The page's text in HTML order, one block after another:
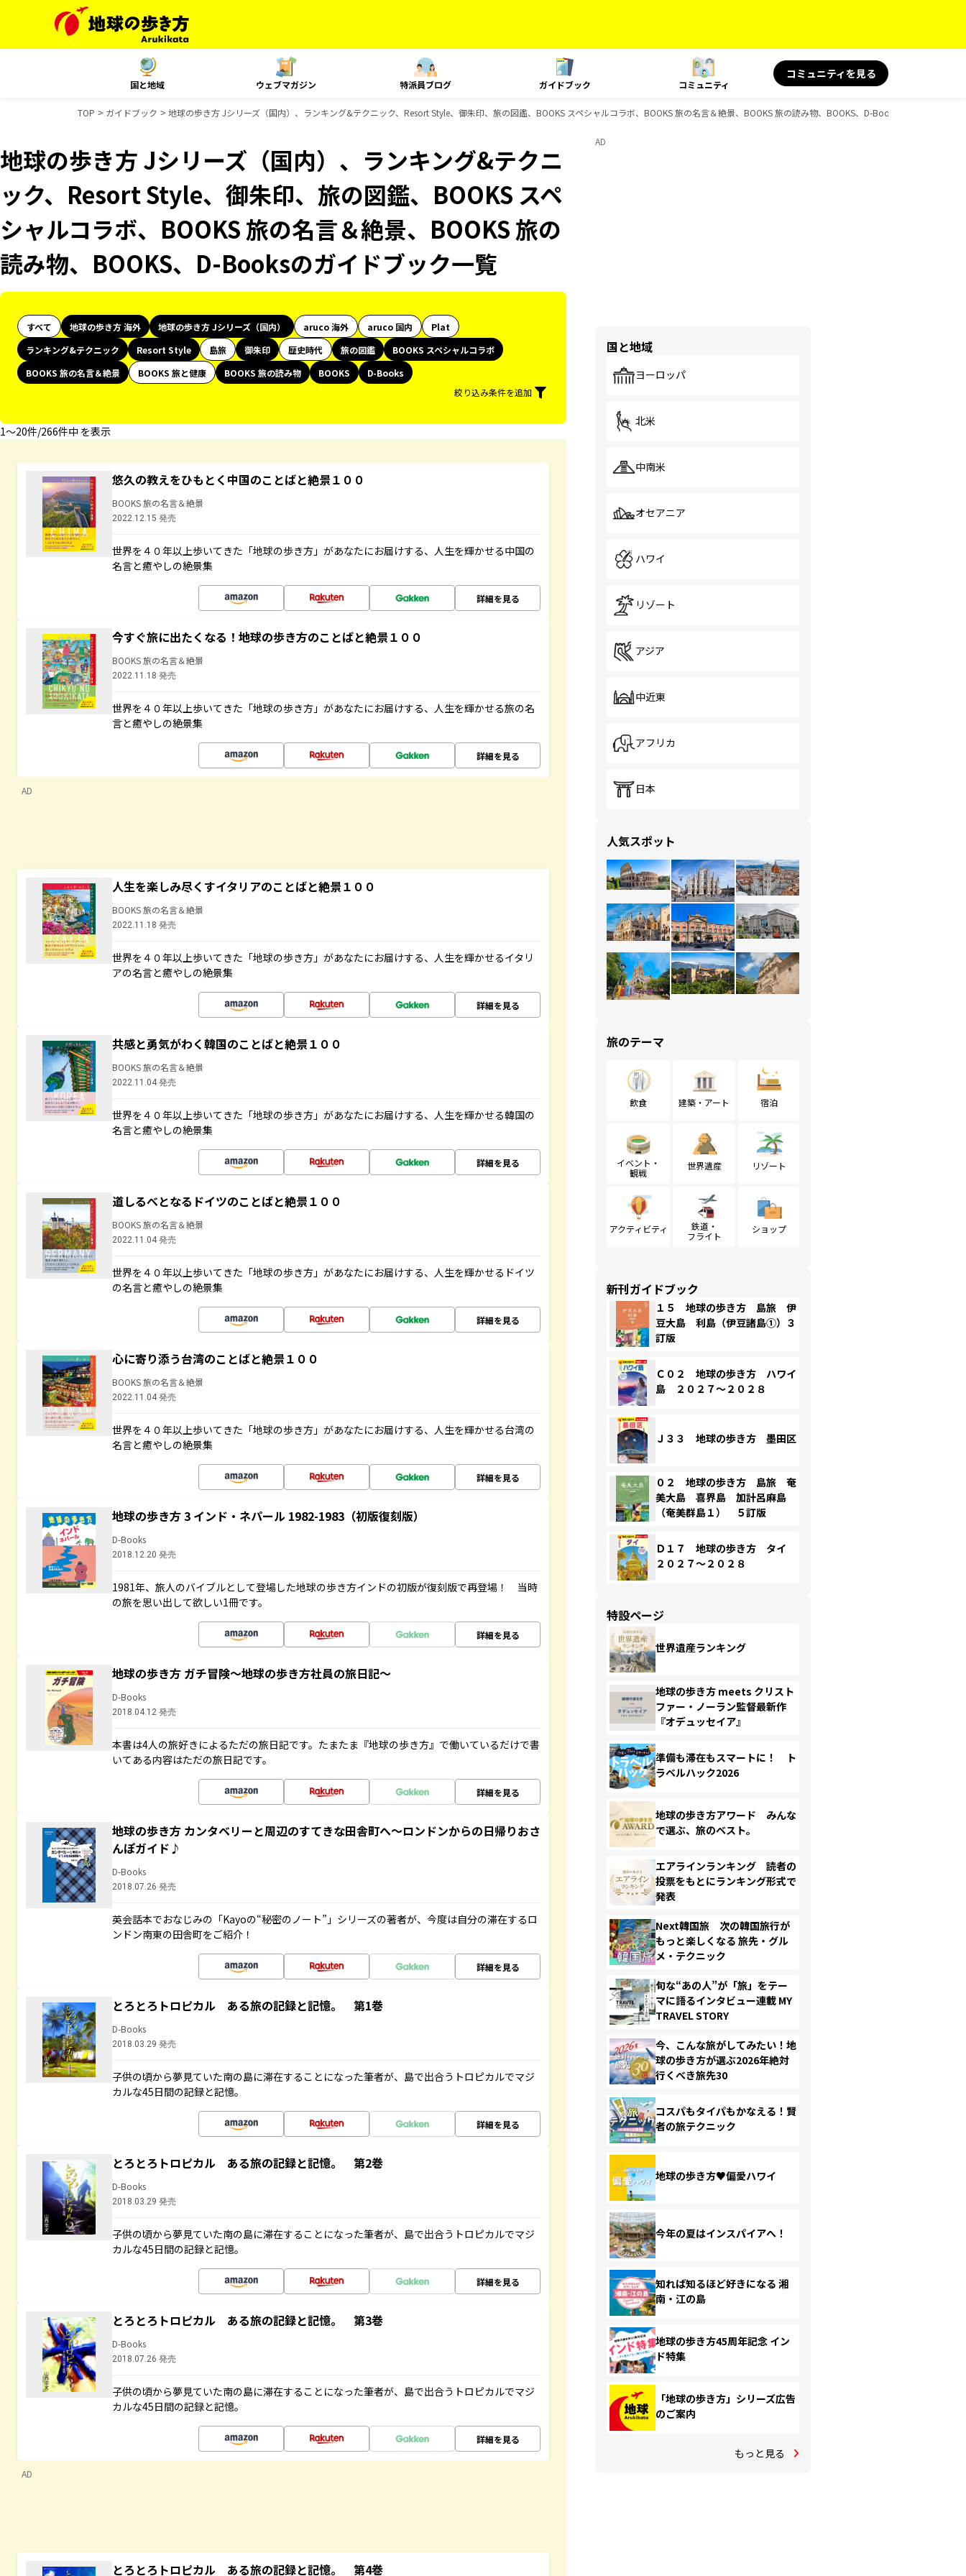
国と地域 ウェブマガジン 特派員ブログ ガイドブック コミュニティ
コミュニティを見る
TOP ガイドブック 地球の歩き方 Jシリーズ（国内）、ランキング&テクニック、Resort Style、御朱印、旅の図鑑、BOOKS スペシャルコラボ、BOOKS 旅の名言＆絶景、BOOKS 旅の読み物、BOOKS、D-Booksのガイドブック
地球の歩き方 Jシリーズ（国内）、ランキング&テクニ
ック、Resort Style、御朱印、旅の図鑑、BOOKS スペ
シャルコラボ、BOOKS 旅の名言＆絶景、BOOKS 旅の
読み物、BOOKS、D-Booksのガイドブック一覧
すべて 地球の歩き方 海外 地球の歩き方 Jシリーズ（国内） aruco 海外 aruco 国内
Plat
ランキング&テクニック
Resort Style 島旅 御朱印 歴史時代 旅の図鑑
BOOKS スペシャルコラボ
BOOKS 旅の名言＆絶景
BOOKS 旅と健康 BOOKS 旅の読み物 BOOKS
D-Books
絞り込み条件を追加
1〜20件/266件中 を表示
悠久の教えをひもとく中国のことばと絶景１００
BOOKS 旅の名言＆絶景
2022.12.15 発売
世界を４０年以上歩いてきた「地球の歩き方」があなたにお届けする、人生を輝かせる中国の
名言と癒やしの絶景集
詳細を見る
今すぐ旅に出たくなる！地球の歩き方のことばと絶景１００
BOOKS 旅の名言＆絶景
2022.11.18 発売
世界を４０年以上歩いてきた「地球の歩き方」があなたにお届けする、人生を輝かせる旅の名
言と癒やしの絶景集
詳細を見る
AD
人生を楽しみ尽くすイタリアのことばと絶景１００
BOOKS 旅の名言＆絶景
2022.11.18 発売
世界を４０年以上歩いてきた「地球の歩き方」があなたにお届けする、人生を輝かせるイタリ
アの名言と癒やしの絶景集
詳細を見る
共感と勇気がわく韓国のことばと絶景１００
BOOKS 旅の名言＆絶景
2022.11.04 発売
世界を４０年以上歩いてきた「地球の歩き方」があなたにお届けする、人生を輝かせる韓国の
名言と癒やしの絶景集
詳細を見る
道しるべとなるドイツのことばと絶景１００
BOOKS 旅の名言＆絶景
2022.11.04 発売
世界を４０年以上歩いてきた「地球の歩き方」があなたにお届けする、人生を輝かせるドイツ
の名言と癒やしの絶景集
詳細を見る
心に寄り添う台湾のことばと絶景１００
BOOKS 旅の名言＆絶景
2022.11.04 発売
世界を４０年以上歩いてきた「地球の歩き方」があなたにお届けする、人生を輝かせる台湾の
名言と癒やしの絶景集
詳細を見る
地球の歩き方 3 インド・ネパール 1982-1983（初版復刻版）
D-Books
2018.12.20 発売
1981年、旅人のバイブルとして登場した地球の歩き方インドの初版が復刻版で再登場！ 当時
の旅を思い出して欲しい1冊です。
詳細を見る
地球の歩き方 ガチ冒険～地球の歩き方社員の旅日記～
D-Books
2018.04.12 発売
本書は4人の旅好きによるただの旅日記です。たまたま『地球の歩き方』で働いているだけで書
いてある内容はただの旅日記です。
詳細を見る
地球の歩き方 カンタベリーと周辺のすてきな田舎町へ～ロンドンからの日帰りおさ
んぽガイド♪
D-Books
2018.07.26 発売
英会話本でおなじみの「Kayoの“秘密のノート”」シリーズの著者が、今度は自分の滞在するロ
ンドン南東の田舎町をご紹介！
詳細を見る
とろとろトロピカル ある旅の記録と記憶。 第1巻
D-Books
2018.03.29 発売
子供の頃から夢見ていた南の島に滞在することになった筆者が、島で出合うトロピカルでマジ
カルな45日間の記録と記憶。
詳細を見る
とろとろトロピカル ある旅の記録と記憶。 第2巻
D-Books
2018.03.29 発売
子供の頃から夢見ていた南の島に滞在することになった筆者が、島で出合うトロピカルでマジ
カルな45日間の記録と記憶。
詳細を見る
とろとろトロピカル ある旅の記録と記憶。 第3巻
D-Books
2018.07.26 発売
子供の頃から夢見ていた南の島に滞在することになった筆者が、島で出合うトロピカルでマジ
カルな45日間の記録と記憶。
詳細を見る
AD
とろとろトロピカル ある旅の記録と記憶。 第4巻
AD
国と地域
ヨーロッパ
北米
中南米
オセアニア
ハワイ
リゾート
アジア
中近東
アフリカ
日本
人気スポット
旅のテーマ
飲食 建築・アート 宿泊
イベント・
観戦
世界遺産 リゾート
アクティビティ
鉄道・
フライト
ショップ
新刊ガイドブック
１５ 地球の歩き方 島旅 伊
豆大島 利島（伊豆諸島①）３
訂版
Ｃ０２ 地球の歩き方 ハワイ
島 ２０２７～２０２８
Ｊ３３ 地球の歩き方 墨田区
０２ 地球の歩き方 島旅 奄
美大島 喜界島 加計呂麻島
（奄美群島１） ５訂版
Ｄ１７ 地球の歩き方 タイ
２０２７～２０２８
特設ページ
世界遺産ランキング
地球の歩き方 meets クリスト
ファー・ノーラン監督最新作
『オデュッセイア』
準備も滞在もスマートに！ ト
ラベルハック2026
地球の歩き方アワード みんな
で選ぶ、旅のベスト。
エアラインランキング 読者の
投票をもとにランキング形式で
発表
Next韓国旅 次の韓国旅行が
もっと楽しくなる 旅先・グル
メ・テクニック
旬な“あの人”が「旅」をテー
マに語るインタビュー連載 MY
TRAVEL STORY
今、こんな旅がしてみたい！地
球の歩き方が選ぶ2026年絶対
行くべき旅先30
コスパもタイパもかなえる！賢
者の旅テクニック
地球の歩き方♥偏愛ハワイ
今年の夏はインスパイアへ！
知れば知るほど好きになる 湘
南・江の島
地球の歩き方45周年記念 イン
ド特集
「地球の歩き方」シリーズ広告
のご案内
もっと見る